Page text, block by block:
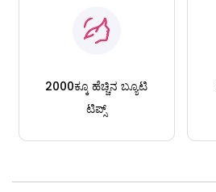
2000ಕ್ಕೂ ಹೆಚ್ಚಿನ ಬ್ಯೂಟಿ
ಟಿಪ್ಸ್